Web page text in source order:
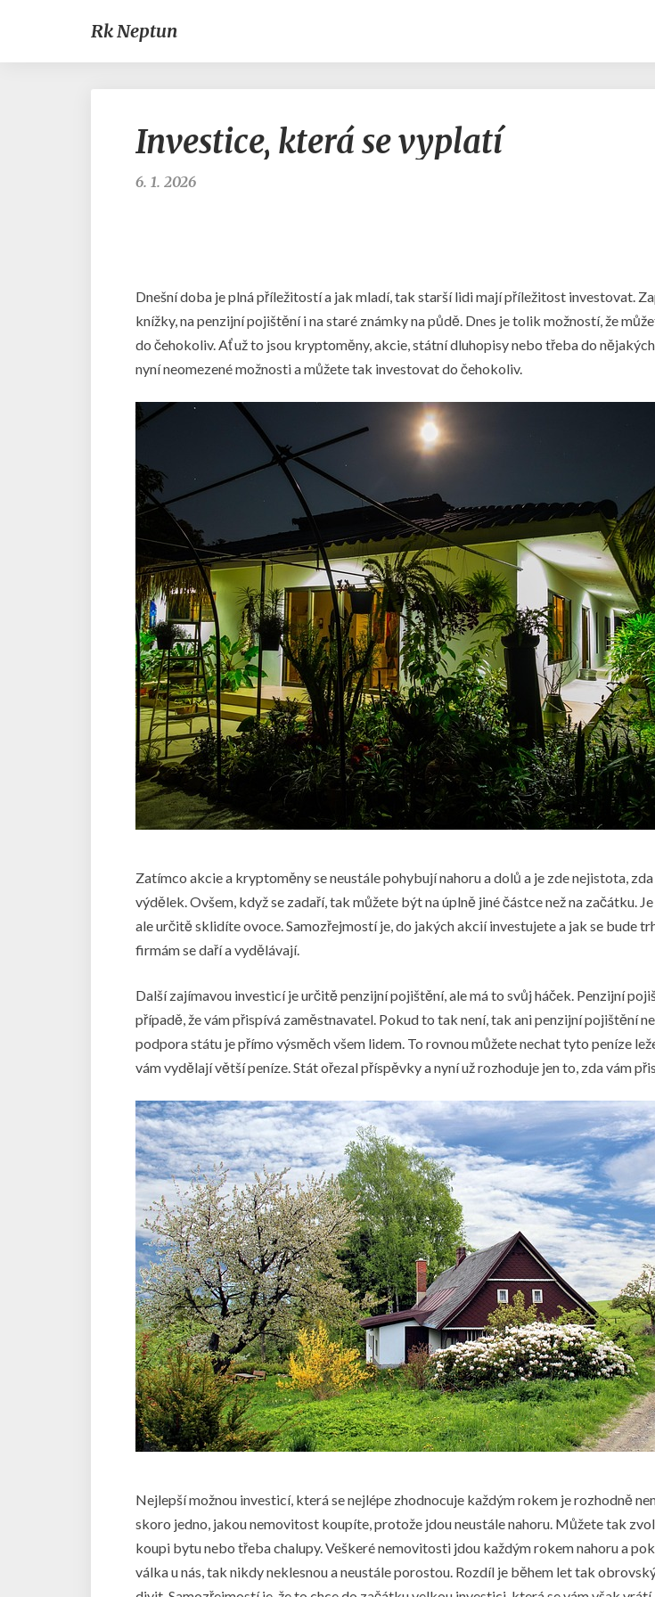
Rk Neptun
která
se
Investice, která se vyplatí
6. 1. 2026
Dnešní doba je plná příležitostí a jak mladí, tak starší lidi mají příležitost investovat.
knížky, na penzijní pojištění i na staré známky na půdě. Dnes je tolik možností, že
do čehokoliv. Ať už to jsou kryptoměny, akcie, státní dluhopisy nebo třeba do
nyní neomezené možnosti a můžete tak investovat do čehokoliv.
Zatímco akcie a kryptoměny se neustále pohybují nahoru a dolů a je zde nejistota,
výdělek. Ovšem, když se zadaří, tak můžete být na úplně jiné částce než na začátku.
ale určitě sklidíte ovoce. Samozřejmostí je, do jakých akcií investujete a jak se bude
firmám se daří a vydělávají.
Další zajímavou investicí je určitě penzijní pojištění, ale má to svůj háček. Penzijní
případě, že vám přispívá zaměstnavatel. Pokud to tak není, tak ani penzijní pojištění
podpora státu je přímo výsměch všem lidem. To rovnou můžete nechat tyto peníze
vám vydělají větší peníze. Stát ořezal příspěvky a nyní už rozhoduje jen to, zda vám
Nejlepší možnou investicí, která se nejlépe zhodnocuje každým rokem je rozhodně
skoro jedno, jakou nemovitost koupíte, protože jdou neustále nahoru. Můžete tak
koupi bytu nebo třeba chalupy. Veškeré nemovitosti jdou každým rokem nahoru a
válka u nás, tak nikdy neklesnou a neustále porostou. Rozdíl je během let tak